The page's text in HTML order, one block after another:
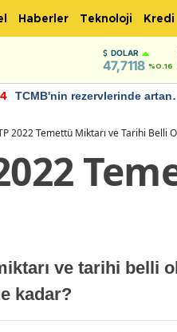
Haberler Teknoloji Kredi
DOLAR
47,7118 %0.16
TCMB'nin rezervlerinde artan
2022 Temettü Miktarı ve Tarihi Belli
ve tarihi belli
kadar?